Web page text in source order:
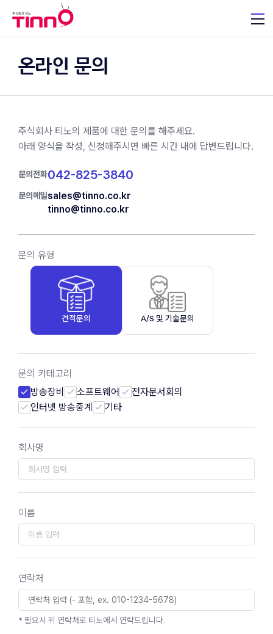
온라인 문의
주식회사 티노의 제품에 대한 문의를 해주세요.
아래 양식을 작성, 신청해주시면 빠른 시간 내에 답변드립니다.
문의전화042-825-3840
문의메일sales@tinno.co.kr
tinno@tinno.co.kr
문의 유형
견적문의 A/S 및 기술문의
문의 카테고리
방송장비
소프트웨어
전자문서회의
인터넷 방송중계
기타
회사명
이름
연락처
* 필요시 위 연락처로 티노에서 연락드립니다.